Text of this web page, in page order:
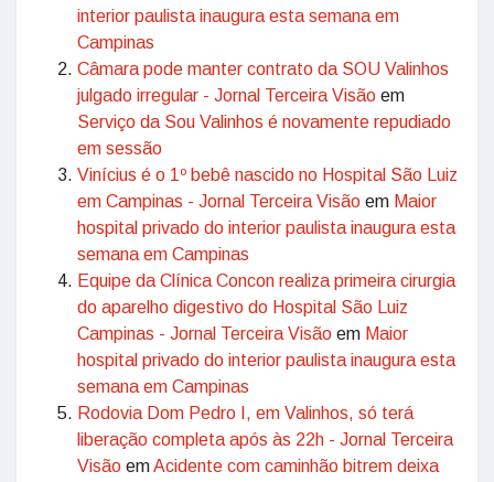
interior paulista inaugura esta semana em
Campinas
Câmara pode manter contrato da SOU Valinhos
julgado irregular - Jornal Terceira Visão em
Serviço da Sou Valinhos é novamente repudiado
em sessão
Vinícius é o 1º bebê nascido no Hospital São Luiz
em Campinas - Jornal Terceira Visão em Maior
hospital privado do interior paulista inaugura esta
semana em Campinas
Equipe da Clínica Concon realiza primeira cirurgia
do aparelho digestivo do Hospital São Luiz
Campinas - Jornal Terceira Visão em Maior
hospital privado do interior paulista inaugura esta
semana em Campinas
Rodovia Dom Pedro I, em Valinhos, só terá
liberação completa após às 22h - Jornal Terceira
Visão emAcidente com caminhão bitrem deixa